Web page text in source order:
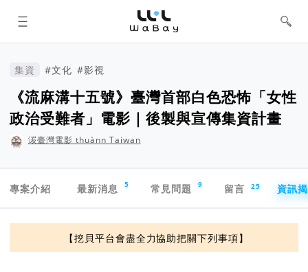
WaBay 挖貝 | 台灣最值得信賴的群眾
集資 / 群眾募資平台
集資 #文化 #影視
《流麻溝十五號》臺灣首部白色恐怖「女性
政治受難者」電影｜後製與宣傳集資計畫
湠臺灣電影 thuànn Taiwan
專案介紹
最新消息 5 常見問題 9 留言 25 資訊
資訊揭露與承諾
【挖貝平台會盡全力協助把關下列事項】